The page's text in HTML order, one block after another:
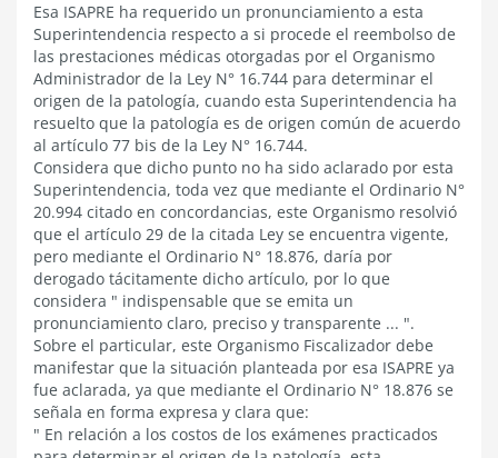
Esa ISAPRE ha requerido un pronunciamiento a esta
Superintendencia respecto a si procede el reembolso de
las prestaciones médicas otorgadas por el Organismo
Administrador de la Ley N° 16.744 para determinar el
origen de la patología, cuando esta Superintendencia ha
resuelto que la patología es de origen común de acuerdo
al artículo 77 bis de la Ley N° 16.744.
Considera que dicho punto no ha sido aclarado por esta
Superintendencia, toda vez que mediante el Ordinario N°
20.994 citado en concordancias, este Organismo resolvió
que el artículo 29 de la citada Ley se encuentra vigente,
pero mediante el Ordinario N° 18.876, daría por
derogado tácitamente dicho artículo, por lo que
considera " indispensable que se emita un
pronunciamiento claro, preciso y transparente ... ".
Sobre el particular, este Organismo Fiscalizador debe
manifestar que la situación planteada por esa ISAPRE ya
fue aclarada, ya que mediante el Ordinario N° 18.876 se
señala en forma expresa y clara que:
" En relación a los costos de los exámenes practicados